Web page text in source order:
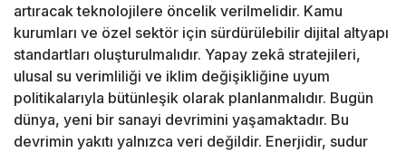
artıracak teknolojilere öncelik verilmelidir. Kamu
kurumları ve özel sektör için sürdürülebilir dijital altyapı
standartları oluşturulmalıdır. Yapay zekâ stratejileri,
ulusal su verimliliği ve iklim değişikliğine uyum
politikalarıyla bütünleşik olarak planlanmalıdır. Bugün
dünya, yeni bir sanayi devrimini yaşamaktadır. Bu
devrimin yakıtı yalnızca veri değildir. Enerjidir, sudur